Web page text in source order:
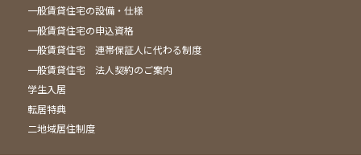
一般賃貸住宅の設備・仕様
一般賃貸住宅の申込資格
一般賃貸住宅 連帯保証人に代わる制度
一般賃貸住宅 法人契約のご案内
学生入居
転居特典
二地域居住制度